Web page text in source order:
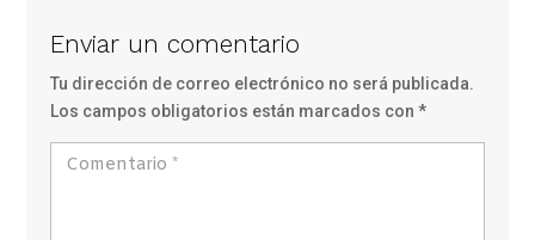
Enviar un comentario
Tu dirección de correo electrónico no será publicada.
Los campos obligatorios están marcados con*